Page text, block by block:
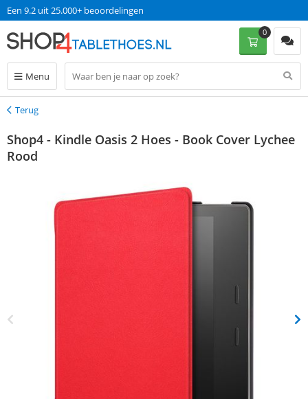
Een 9.2 uit 25.000+ beoordelingen
Menu
0
Terug
Terug
Shop4 - Kindle Oasis 2 Hoes - Book Cover Lychee
Rood